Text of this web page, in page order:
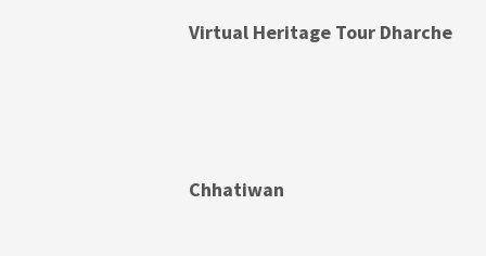
Virtual Heritage Tour Dharche
Chhatiwan